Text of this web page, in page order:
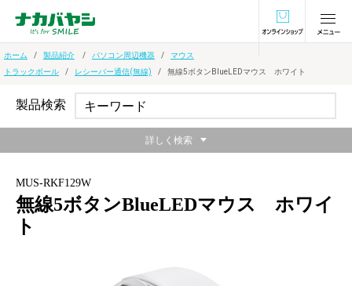
オンラインショ
ホーム 製品紹介 パソコン周辺機器
マウス
トラックボール
レシーバー通信(無線) 無線5ボタンBlueLEDマウス ホワイト
MUS-RKF129W
無線5ボタンBlueLEDマウス ホワイ
ト
製品検索
詳しく検索